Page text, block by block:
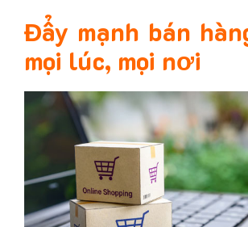
Đẩy mạnh bán
mọi lúc, mọi nơi